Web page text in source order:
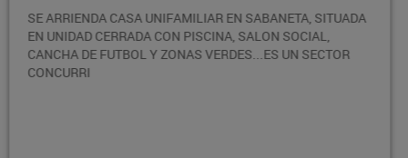
APARTAMENTO EN ARRIENDO CON EN SABANETA EN
SECTOR TRANQUILO SEGURO Y RESIDENCIAL, CUENTA
CON UNA VISTA INCREIBLE DE TODA LA CIUDAD, TIENE
AREA T